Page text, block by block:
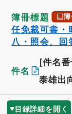
簿冊標題
任免裁可書・
八・照会、回
件名
[件名
泰雄出
目録詳細を開く